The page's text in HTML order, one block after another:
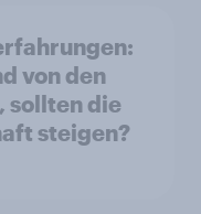
von den
sollten die
steigen?